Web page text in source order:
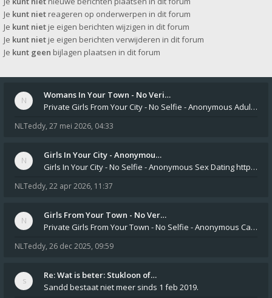
Je kunt niet reageren op onderwerpen in dit forum
Je kunt niet je eigen berichten wijzigen in dit forum
Je kunt niet je eigen berichten verwijderen in dit forum
Je kunt geen bijlagen plaatsen in dit forum
Womans In Your Town - No Veri…
Private Girls From Your City - No Selfie - Anonymous Adult Dating https://privatedates.live Private Girls In Your
NLTeddy, 27 mei 2026, 04:33
Girls In Your City - Anonymou…
Girls In Your City - No Selfie - Anonymous Sex Dating https://SecretPrivat.com Womens In Your Town - Anonymous S
NLTeddy, 22 apr 2026, 11:37
Girls From Your Town - No Ver…
Private Girls From Your Town - No Selfie - Anonymous Casual Dating https://PrivateLadyEscorts.com Private Lady In
NLTeddy, 26 dec 2025, 09:59
Re: Wat is beter: Stukloon of…
Sandd bestaat niet meer sinds 1 feb 2019.